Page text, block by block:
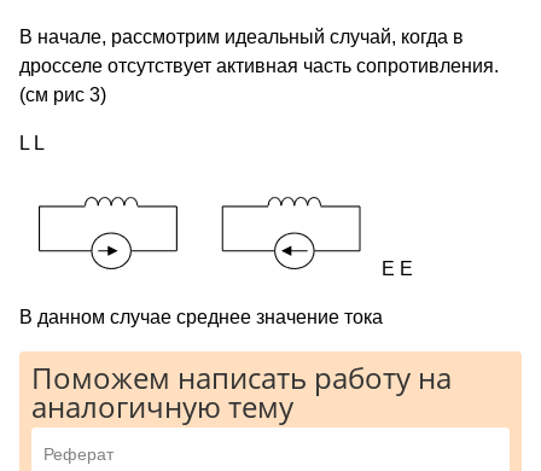
В начале, рассмотрим идеальный случай, когда в
дросселе отсутствует активная часть сопротивления.
(см рис 3)
L L
E E
В данном случае среднее значение тока
Поможем написать работу на
аналогичную тему
Реферат